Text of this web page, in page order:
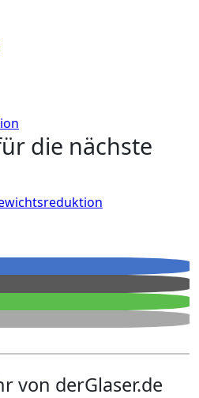
die nächste
von derGlaser.de